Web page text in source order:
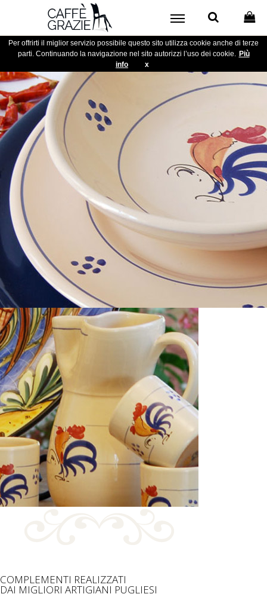
Per offrirti il miglior servizio possibile questo sito utilizza cookie anche di terze
parti. Continuando la navigazione nel sito autorizzi l’uso dei cookie. Più
info
x
Artigianato
OGGETTI UTILI E DECORATIVI
FATTI COMLETAMENTE A MANO
Sconti riservati e possibilità di richiedere preventivi personalizzati.
SCOPRI LA COLLEZIONE
COMPLEMENTI REALIZZATI
DAI MIGLIORI ARTIGIANI PUGLIESI